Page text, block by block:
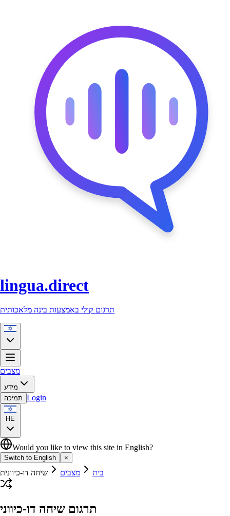
lingua.direct
תרגום קולי באמצעות בינה מלאכותית
מצבים
מידע
תמיכה Login
HE
Would you like to view this site in English?
Switch to English ×
בית מצבים שיחה דו-כיוונית
תרגום שיחה דו-כיווני